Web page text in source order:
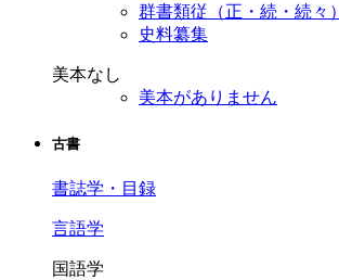
群書類従（正・続・続々）
史料纂集
美本なし
美本がありません
古書
書誌学・目録
言語学
国語学